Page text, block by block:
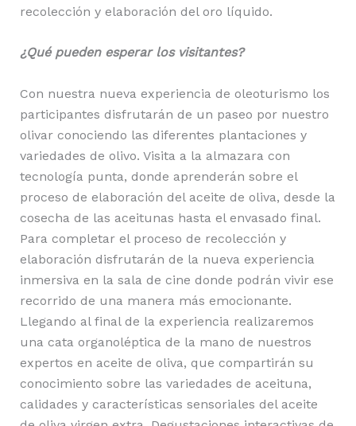
recolección y elaboración del oro líquido.
¿Qué pueden esperar los visitantes?
Con nuestra nueva experiencia de oleoturismo los
participantes disfrutarán de un paseo por nuestro
olivar conociendo las diferentes plantaciones y
variedades de olivo. Visita a la almazara con
tecnología punta, donde aprenderán sobre el
proceso de elaboración del aceite de oliva, desde la
cosecha de las aceitunas hasta el envasado final.
Para completar el proceso de recolección y
elaboración disfrutarán de la nueva experiencia
inmersiva en la sala de cine donde podrán vivir ese
recorrido de una manera más emocionante.
Llegando al final de la experiencia realizaremos
una cata organoléptica de la mano de nuestros
expertos en aceite de oliva, que compartirán su
conocimiento sobre las variedades de aceituna,
calidades y características sensoriales del aceite